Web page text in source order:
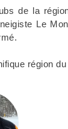
de la
Le
région